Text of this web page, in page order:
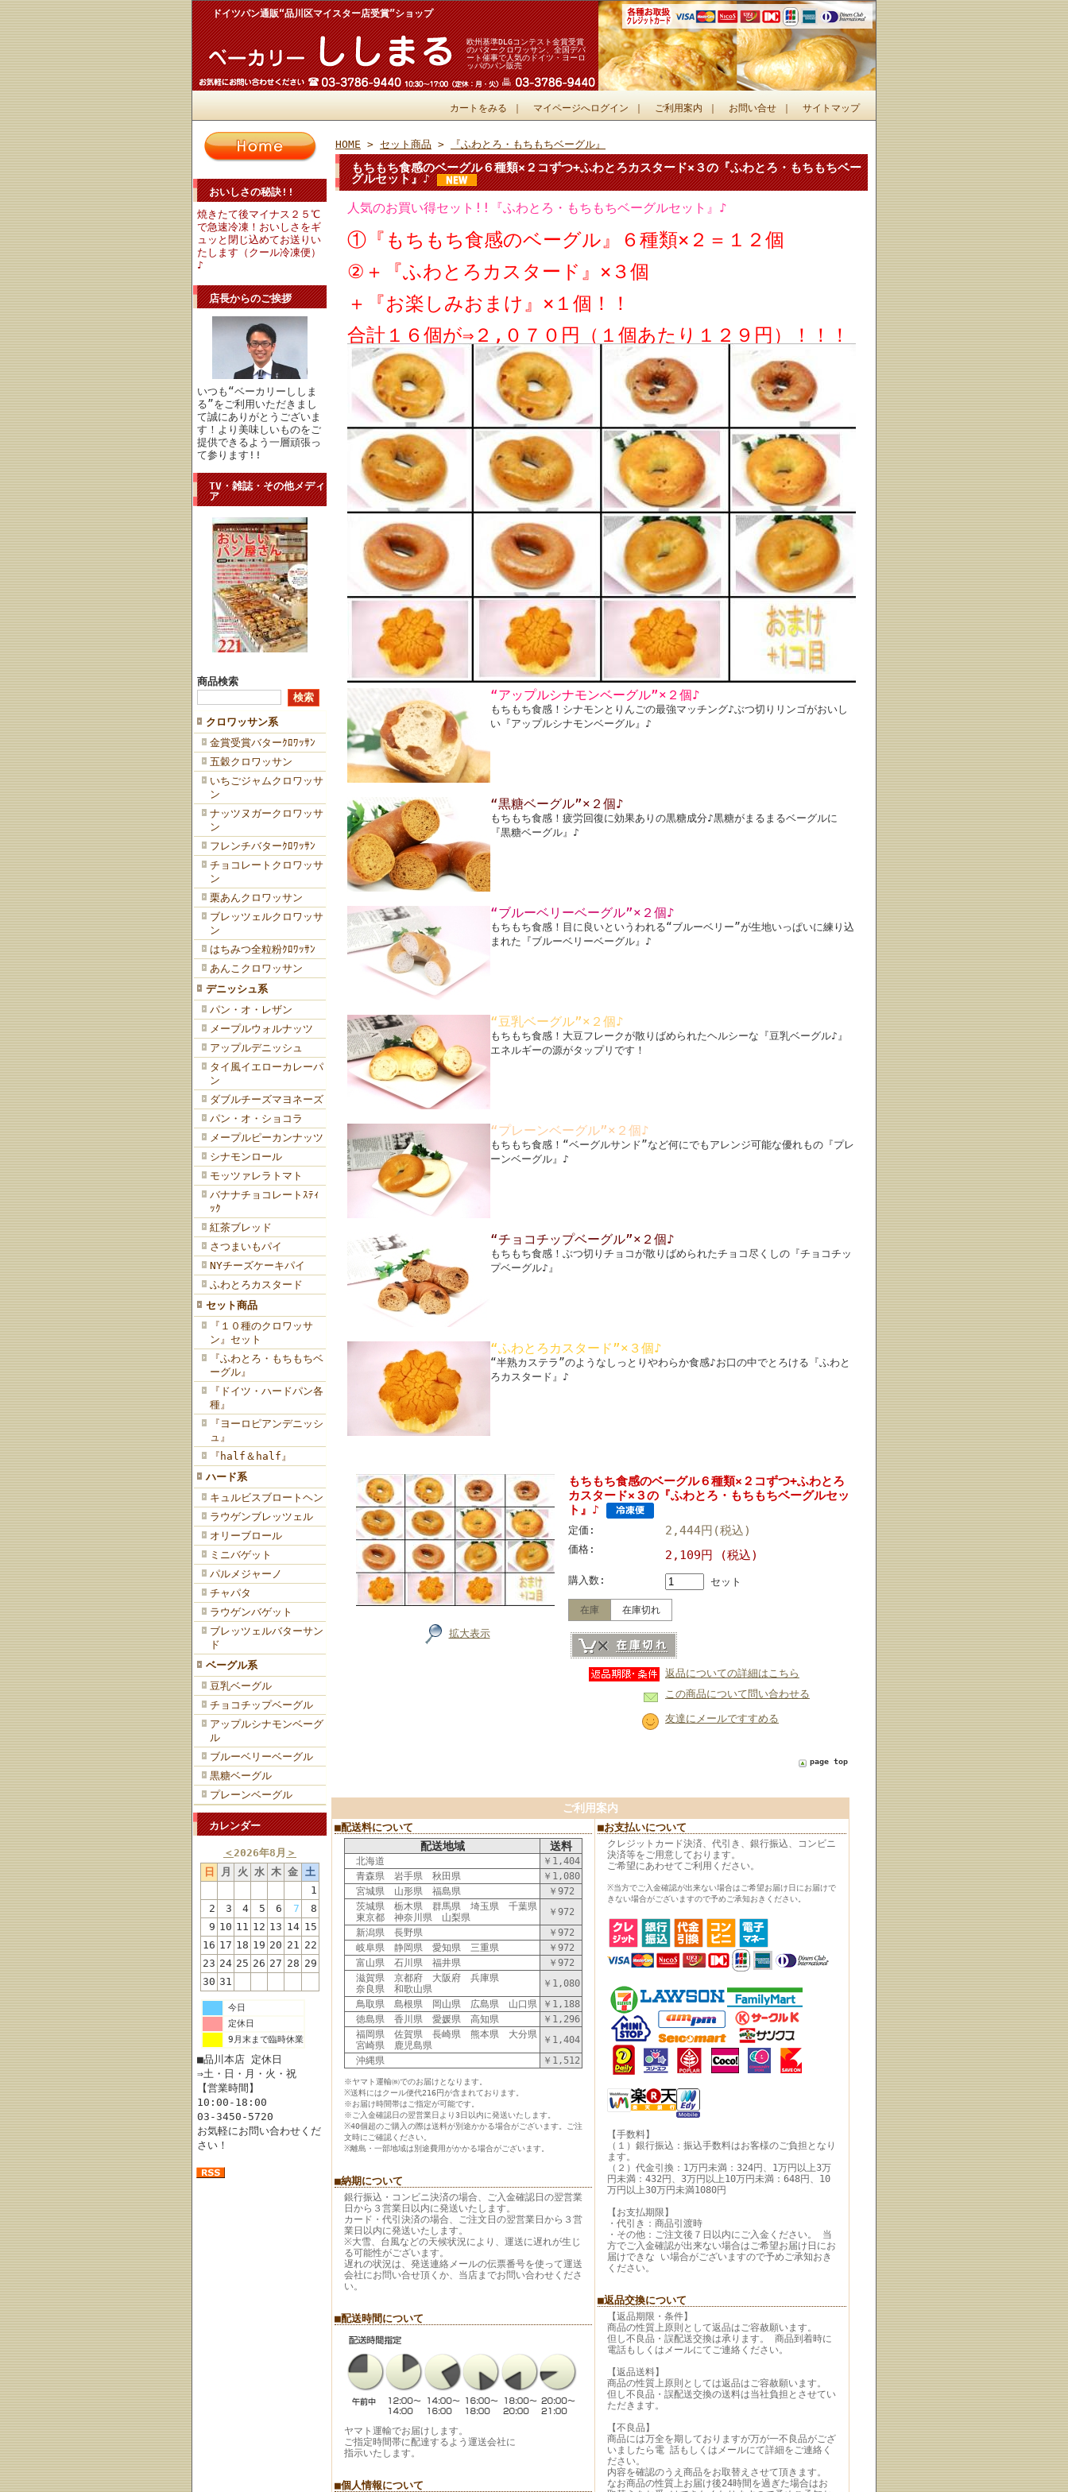
ドイツパン通販“品川区マイスター店受賞”ショップ
欧州基準DLGコンテスト金賞受賞
のバタークロワッサン、全国デパ
ート催事で人気のドイツ・ヨーロ
ッパのパン販売
カートをみる マイページへログイン ご利用案内 お問い合せ サイトマップ
おいしさの秘訣!!
焼きたて後マイナス２５℃
で急速冷凍！おいしさをギ
ュッと閉じ込めてお送りい
たします（クール冷凍便）
♪
店長からのご挨拶
いつも“ベーカリーししま
る”をご利用いただきまし
て誠にありがとうございま
す！より美味しいものをご
提供できるよう一層頑張っ
て参ります!!
TV・雑誌・その他メディ
ア
商品検索
クロワッサン系
金賞受賞バターｸﾛﾜｯｻﾝ
五穀クロワッサン
いちごジャムクロワッサ
ン
ナッツヌガークロワッサ
ン
フレンチバターｸﾛﾜｯｻﾝ
チョコレートクロワッサ
ン
栗あんクロワッサン
ブレッツェルクロワッサ
ン
はちみつ全粒粉ｸﾛﾜｯｻﾝ
あんこクロワッサン
デニッシュ系
パン・オ・レザン
メープルウォルナッツ
アップルデニッシュ
タイ風イエローカレーパ
ン
ダブルチーズマヨネーズ
パン・オ・ショコラ
メープルピーカンナッツ
シナモンロール
モッツァレラトマト
バナナチョコレートｽﾃｨ
ｯｸ
紅茶ブレッド
さつまいもパイ
NYチーズケーキパイ
ふわとろカスタード
セット商品
『１０種のクロワッサ
ン』セット
『ふわとろ・もちもちベ
ーグル』
『ドイツ・ハードパン各
種』
『ヨーロピアンデニッシ
ュ』
『half＆half』
ハード系
キュルビスブロートヘン
ラウゲンブレッツェル
オリーブロール
ミニバゲット
パルメジャーノ
チャパタ
ラウゲンバゲット
ブレッツェルバターサン
ド
ベーグル系
豆乳ベーグル
チョコチップベーグル
アップルシナモンベーグ
ル
ブルーベリーベーグル
黒糖ベーグル
プレーンベーグル
カレンダー
＜2026年8月 ＞
日
月 火 水 木 金 土
1
2
3 4 5 6 7
8
9 10 11 12 13 14 15
16 17 18 19 20 21 22
23 24 25 26 27 28 29
30 31
今日
定休日
9月末まで臨時休業
■品川本店 定休日
⇒土・日・月・火・祝
【営業時間】
10:00-18:00
03-3450-5720
お気軽にお問い合わせくだ
さい！
HOME > セット商品 > 『ふわとろ・もちもちベーグル』
もちもち食感のベーグル６種類×２コずつ+ふわとろカスタード×３の『ふわとろ・もちもちベー
グルセット』♪
人気のお買い得セット!!『ふわとろ・もちもちベーグルセット』♪
①『もちもち食感のベーグル』６種類×２＝１２個
②＋『ふわとろカスタード』×３個
＋『お楽しみおまけ』×１個！！
合計１６個が⇒２,０７０円（１個あたり１２９円）！！！
“アップルシナモンベーグル”×２個♪
もちもち食感！シナモンとりんごの最強マッチング♪ぶつ切りリンゴがおいし
い『アップルシナモンベーグル』♪
“黒糖ベーグル”×２個♪
もちもち食感！疲労回復に効果ありの黒糖成分♪黒糖がまるまるベーグルに
『黒糖ベーグル』♪
“ブルーベリーベーグル”×２個♪
もちもち食感！目に良いというわれる“ブルーベリー”が生地いっぱいに練り込
まれた『ブルーベリーベーグル』♪
“豆乳ベーグル”×２個♪
もちもち食感！大豆フレークが散りばめられたヘルシーな『豆乳ベーグル♪』
エネルギーの源がタップリです！
“プレーンベーグル”×２個♪
もちもち食感！“ベーグルサンド”など何にでもアレンジ可能な優れもの『プレ
ーンベーグル』♪
“チョコチップベーグル”×２個♪
もちもち食感！ぶつ切りチョコが散りばめられたチョコ尽くしの『チョコチッ
プベーグル♪』
“ふわとろカスタード”×３個♪
“半熟カステラ”のようなしっとりやわらか食感♪お口の中でとろける『ふわと
ろカスタード』♪
拡大表示
もちもち食感のベーグル６種類×２コずつ+ふわとろ
カスタード×３の『ふわとろ・もちもちベーグルセッ
ト』♪
定価: 2,444円(税込)
価格: 2,109円 (税込)
購入数: セット
在庫 在庫切れ
返品についての詳細はこちら
この商品について問い合わせる
友達にメールですすめる
page top
ご利用案内
■配送料について
配送地域 送料
北海道
￥1,404
青森県 岩手県 秋田県
￥1,080
宮城県 山形県 福島県
￥972
茨城県 栃木県 群馬県 埼玉県 千葉県
東京都 神奈川県 山梨県
￥972
新潟県 長野県
￥972
岐阜県 静岡県 愛知県 三重県
￥972
富山県 石川県 福井県
￥972
滋賀県 京都府 大阪府 兵庫県
奈良県 和歌山県
￥1,080
鳥取県 島根県 岡山県 広島県 山口県
￥1,188
徳島県 香川県 愛媛県 高知県
￥1,296
福岡県 佐賀県 長崎県 熊本県 大分県
宮崎県 鹿児島県
￥1,404
沖縄県
￥1,512
※ヤマト運輸㈱でのお届けとなります。
※送料にはクール便代216円が含まれております。
※お届け時間帯はご指定が可能です。
※ご入金確認日の翌営業日より3日以内に発送いたします。
※40個超のご購入の際は送料が別途かかる場合がございます。ご注
文時にご確認ください。
※離島・一部地域は別途費用がかかる場合がございます。
■納期について
銀行振込・コンビニ決済の場合、ご入金確認日の翌営業
日から３営業日以内に発送いたします。
カード・代引決済の場合、ご注文日の翌営業日から３営
業日以内に発送いたします。
※大雪、台風などの天候状況により、運送に遅れが生じ
る可能性がございます。
遅れの状況は、発送連絡メールの伝票番号を使って運送
会社にお問い合せ頂くか、当店までお問い合わせくださ
い。
■配送時間について
ヤマト運輸でお届けします。
ご指定時間帯に配達するよう運送会社に
指示いたします。
■個人情報について
■お支払いについて
クレジットカード決済、代引き、銀行振込、コンビニ
決済等をご用意しております。
ご希望にあわせてご利用ください。
※当方でご入金確認が出来ない場合はご希望お届け日にお届けで
きない場合がございますので予めご承知おきください。
【手数料】
（１）銀行振込：振込手数料はお客様のご負担となり
ます。
（２）代金引換：1万円未満：324円、1万円以上3万
円未満：432円、3万円以上10万円未満：648円、10
万円以上30万円未満1080円
【お支払期限】
・代引き：商品引渡時
・その他：ご注文後７日以内にご入金ください。 当
方でご入金確認が出来ない場合はご希望お届け日にお
届けできな い場合がございますので予めご承知おき
ください。
■返品交換について
【返品期限・条件】
商品の性質上原則として返品はご容赦願います。
但し不良品・誤配送交換は承ります。 商品到着時に
電話もしくはメールにてご連絡ください。
【返品送料】
商品の性質上原則としては返品はご容赦願います。
但し不良品・誤配送交換の送料は当社負担とさせてい
ただきます。
【不良品】
商品には万全を期しておりますが万が一不良品がござ
いましたら電 話もしくはメールにて詳細をご連絡く
ださい。
内容を確認のうえ商品をお取替えさせて頂きます。
なお商品の性質上お届け後24時間を過ぎた場合はお